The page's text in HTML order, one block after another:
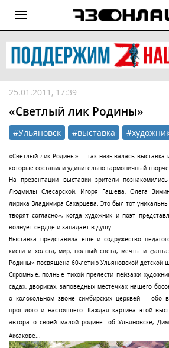
25.01.2011, 17:39
«Светлый лик Родины»
#Ульяновск #выставка
«Светлый лик Родины» – так называлась выставка
которые составили удивительно гармоничный
На презентации выставки зрители
Людмилы Слесарской, Игоря Гашева, Олега
лирика Владимира Сахарцева. Это был тот
творят согласно», когда художник и поэт
волнует сердце и западает в душу.
Выставка представила ещё и содружество
кисти и холста, мир, полный света, мечты и
Родины» посвящена 60-летию Ульяновской детской
Скромные, полные тихой прелести пейзажи
садах, двориках, заповедных местечках нашего
о колокольном звоне симбирских церквей – обо
прошлого и настоящего. Каждая картина этой
автора о своей малой родине: об Ульяновске,
Аксакове...